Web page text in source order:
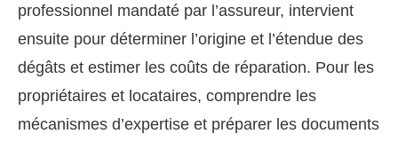
professionnel mandaté par l’assureur, intervient
ensuite pour déterminer l’origine et l’étendue des
dégâts et estimer les coûts de réparation. Pour les
propriétaires et locataires, comprendre les
mécanismes d’expertise et préparer les documents